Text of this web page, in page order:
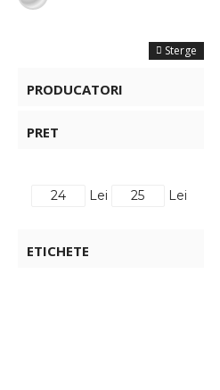
Sterge
PRET
Lei Lei
PRODUCATORI
ETICHETE